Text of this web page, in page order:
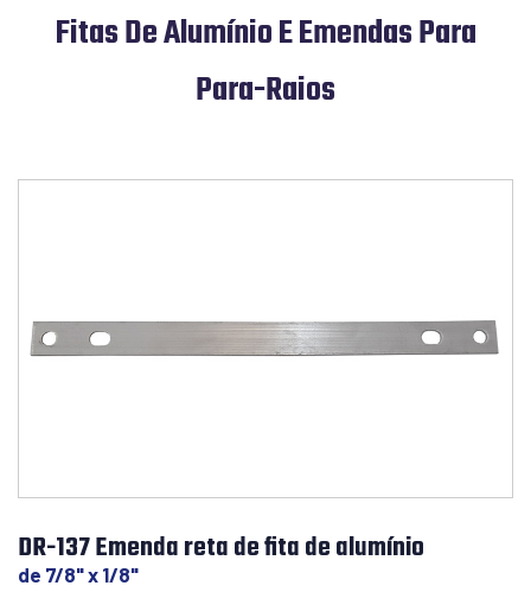
Fitas De Alumínio E Emendas Para
Para-Raios
DR-137 Emenda reta de fita de alumínio
de 7/8" x 1/8"